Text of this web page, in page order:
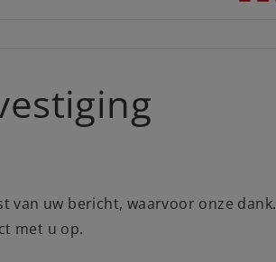
van uw bericht, waarvoor onze dank.
met u op.